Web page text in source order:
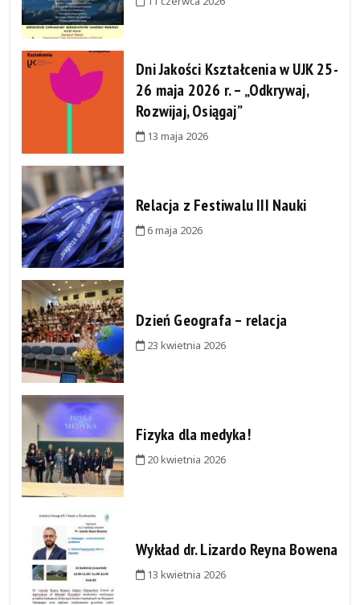
Dni Jakości Kształcenia w UJK 25-
26 maja 2026 r. – „Odkrywaj,
Rozwijaj, Osiągaj”
13 maja 2026
Relacja z Festiwalu III Nauki
6 maja 2026
Dzień Geografa – relacja
23 kwietnia 2026
Fizyka dla medyka!
20 kwietnia 2026
Wykład dr. Lizardo Reyna Bowena
13 kwietnia 2026